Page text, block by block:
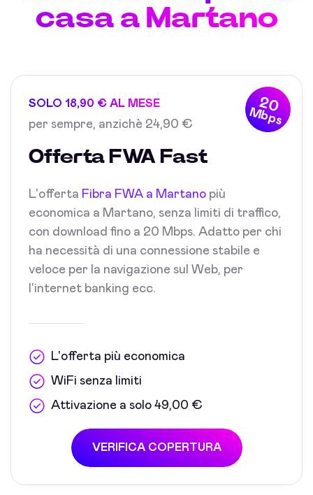
casa a Martano
20
Mbps
SOLO 18,90 € AL MESE
per sempre, anzichè 24,90 €
Offerta FWA Fast
L'offerta Fibra FWA a Martano più
economica a Martano, senza limiti di traffico,
con download fino a 20 Mbps. Adatto per chi
ha necessità di una connessione stabile e
veloce per la navigazione sul Web, per
l'internet banking ecc.
L'offerta più economica
WiFi senza limiti
Attivazione a solo 49,00 €
VERIFICA COPERTURA